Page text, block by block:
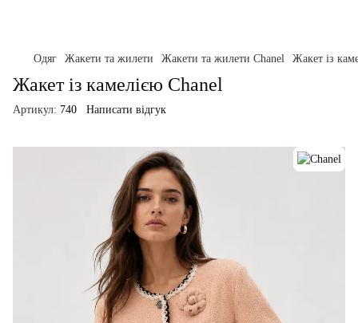
Одяг Жакети та жилети Жакети та жилети Chanel Жакет із
Жакет із камелією Chanel
Артикул: 740 Написати відгук